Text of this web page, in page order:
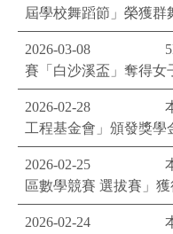
屆學校舞蹈節」榮獲群
2026-03-08
賽「白沙溪盃」奪得女
2026-02-28
工程基金會」頒發獎學
2026-02-25
區數學競賽 選拔賽」
2026-02-24